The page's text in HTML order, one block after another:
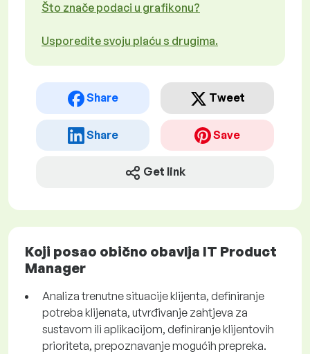
Što znače podaci u grafikonu?
Usporedite svoju plaću s drugima.
Share Tweet
Share Save
Get link
Koji posao obično obavlja IT Product
Manager
Analiza trenutne situacije klijenta, definiranje
potreba klijenata, utvrđivanje zahtjeva za
sustavom ili aplikacijom, definiranje klijentovih
prioriteta, prepoznavanje mogućih prepreka.